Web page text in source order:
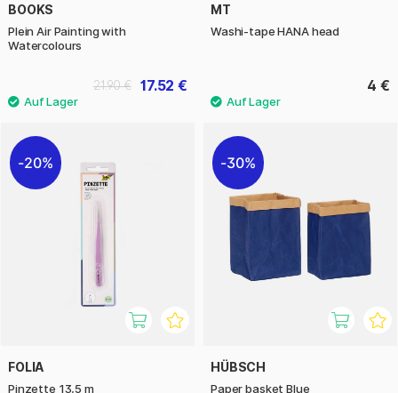
BOOKS
Plein Air Painting with
Watercolours
17.52 €
21.90 €
MT
Washi-tape HANA head
4 €
20%
FOLIA
Pinzette 13,5 m
30%
HÜBSCH
Paper basket Blue